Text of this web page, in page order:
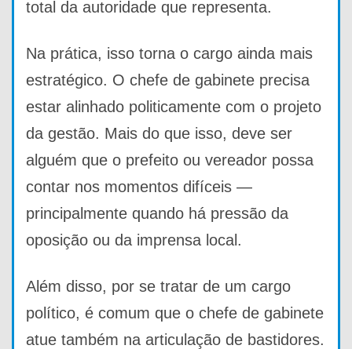
total da autoridade que representa.
Na prática, isso torna o cargo ainda mais
estratégico. O chefe de gabinete precisa
estar alinhado politicamente com o projeto
da gestão. Mais do que isso, deve ser
alguém que o prefeito ou vereador possa
contar nos momentos difíceis —
principalmente quando há pressão da
oposição ou da imprensa local.
Além disso, por se tratar de um cargo
político, é comum que o chefe de gabinete
atue também na articulação de bastidores.